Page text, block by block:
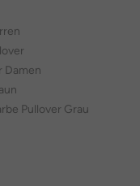
Damen
Pullover Grau